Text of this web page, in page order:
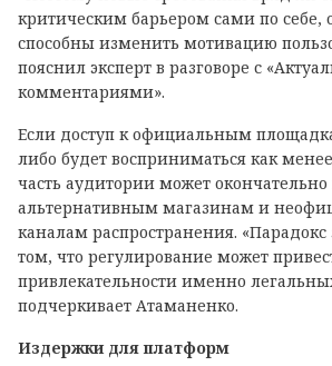
критическим барьером сами по себе,
способны изменить мотивацию
пояснил эксперт в разговоре с
комментариями».
Если доступ к официальным
либо будет восприниматься как
часть аудитории может
альтернативным магазинам и
каналам распространения. «Парадокс
том, что регулирование может
привлекательности именно
подчеркивает Атаманенко.
Издержки для платформ